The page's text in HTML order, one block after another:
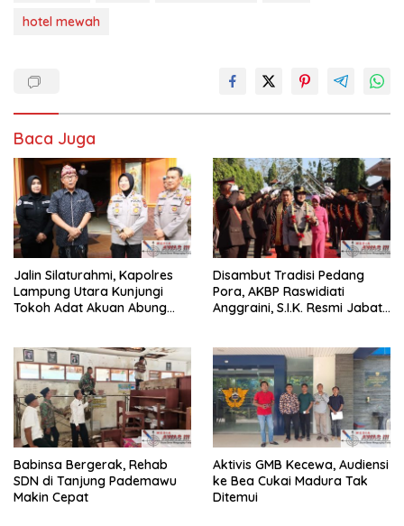
hotel mewah
Baca Juga
Jalin Silaturahmi, Kapolres
Lampung Utara Kunjungi
Tokoh Adat Akuan Abung
Disambut Tradisi Pedang
Pora, AKBP Raswidiati
Anggraini, S.I.K. Resmi Jabat
Babinsa Bergerak, Rehab
SDN di Tanjung Pademawu
Makin Cepat
Aktivis GMB Kecewa, Audiensi
ke Bea Cukai Madura Tak
Ditemui